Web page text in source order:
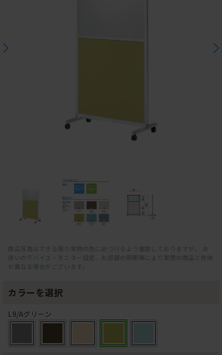
商品写真はできる限り実物の色に近づけるよう徹底しておりますが、 お
使いのデバイス・モニター設定、お部屋の照明等により実際の商品と色味
が異なる場合がございます。
カラーを選択
L9/Aグリーン